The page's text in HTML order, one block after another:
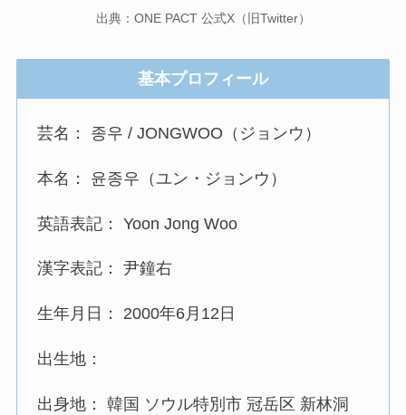
出典：ONE PACT 公式X（旧Twitter）
基本プロフィール
芸名： 종우 / JONGWOO（ジョンウ）
本名： 윤종우（ユン・ジョンウ）
英語表記： Yoon Jong Woo
漢字表記： 尹鐘右
生年月日： 2000年6月12日
出生地：
出身地： 韓国 ソウル特別市 冠岳区 新林洞